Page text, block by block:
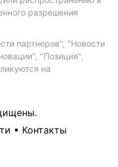
разрешения
партнеров", "Новости
"Позиция",
на
• Контакты